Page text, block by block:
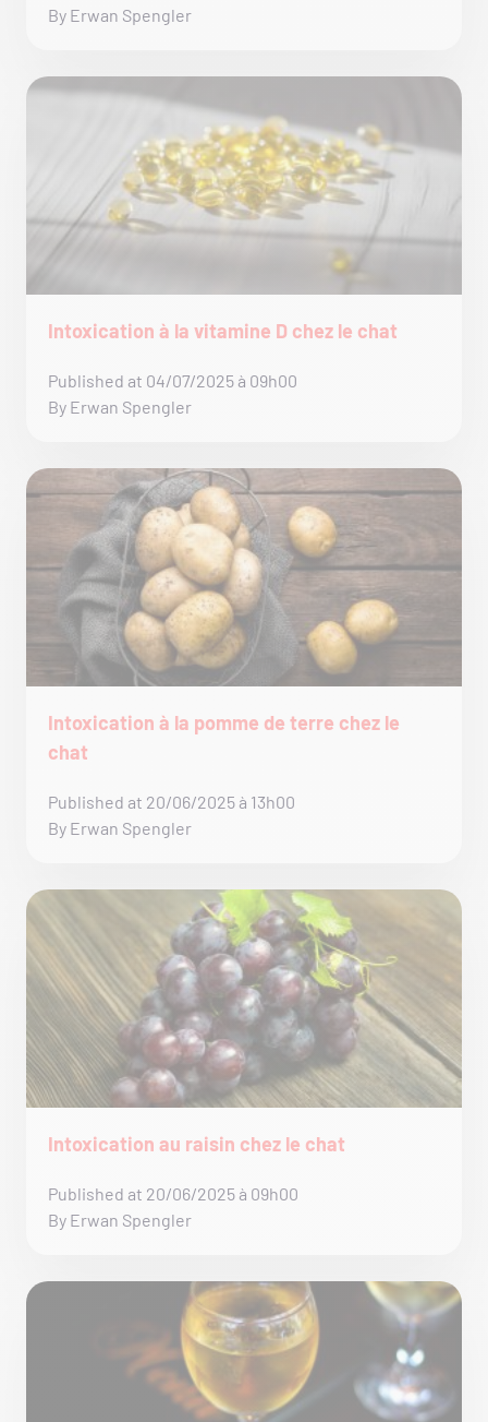
By Erwan Spengler
Intoxication à la vitamine D chez le chat
Published at 04/07/2025 à 09h00
By Erwan Spengler
Intoxication à la pomme de terre chez le
chat
Published at 20/06/2025 à 13h00
By Erwan Spengler
Intoxication au raisin chez le chat
Published at 20/06/2025 à 09h00
By Erwan Spengler